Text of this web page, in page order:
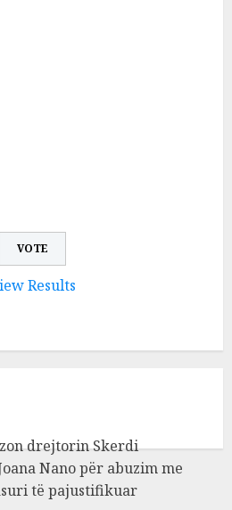
Results
drejtorin Skerdi
Nano për abuzim me
të pajustifikuar